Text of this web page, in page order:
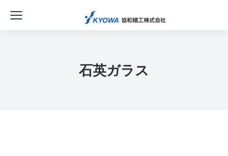
石英ガラス